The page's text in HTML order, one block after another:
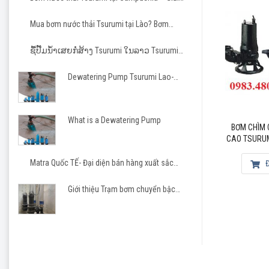
nghiệp
Mua bơm nước thải Tsurumi tại Lào? Bơm
ຊື້ປັ໊ມນ້ຳເສຍກໍ່ສ້າງ Tsurumi ໃນລາວ Tsurumi
Dewatering Pump Tsurumi Lao-
What is a Dewatering Pump
Matra Quốc TẾ- Đại diện bán hàng xuất sắc
Giới thiệu Trạm bơm chuyển bậc
BƠM
CAO
BƠM CHÌM CẮT RÁC
TSURUMI 80C22.2-CR
Đọc tiếp
BƠM CHÌM CHỐNG ĂN MÒN
Đọc tiếp